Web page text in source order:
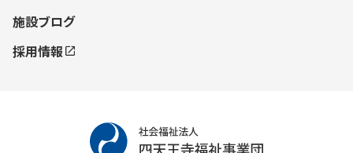
施設ブログ
採用情報